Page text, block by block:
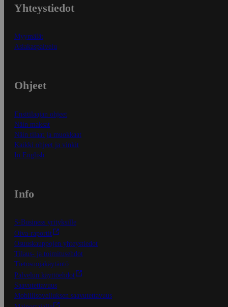
Yhteystiedot
Myymälät
Asiakaspalvelu
Ohjeet
Ensitilaajan ohjeet
Näin maksat
Näin tilaat ja muokkaat
Kaikki ohjeet ja vinkit
In English
Info
S-Business yrityksille
Oiva-raportit
Osuuskauppojen yhteystiedot
Tilaus- ja toimitusehdot
Tietosuojakäytäntö
Palvelun käyttöehdot
Saavutettavuus
Mobiilisovelluksen saavutettavuus